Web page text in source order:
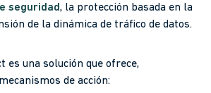
seguridad, la protección basada en la
de la dinámica de tráfico de datos.
es una solución que ofrece,
de acción: